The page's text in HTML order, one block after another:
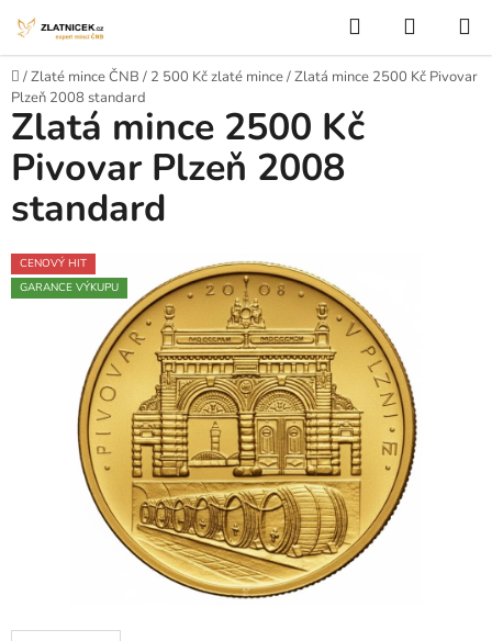
Hledat
Domů
/Zlaté mince ČNB / 2 500 Kč zlaté mince/Zlatá mince 2500 Kč Pivovar
Plzeň 2008 standard
Zlatá mince 2500 Kč
Pivovar Plzeň 2008
standard
CENOVÝ HIT
GARANCE VÝKUPU